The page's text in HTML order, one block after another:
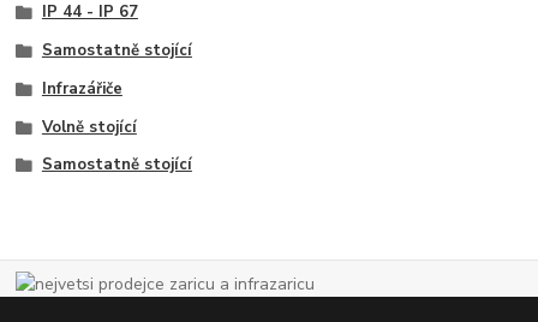
IP 44 - IP 67
Samostatně stojící
Infrazářiče
Volně stojící
Samostatně stojící